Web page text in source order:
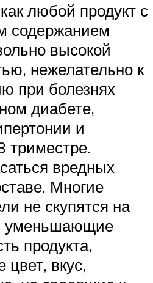
любой продукт с
содержанием
высокой
нежелательно к
при болезнях
диабете,
и
триместре.
вредных
Многие
не скупятся на
уменьшающие
продукта,
вкус,